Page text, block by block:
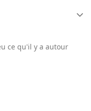
ce qu'il y a autour